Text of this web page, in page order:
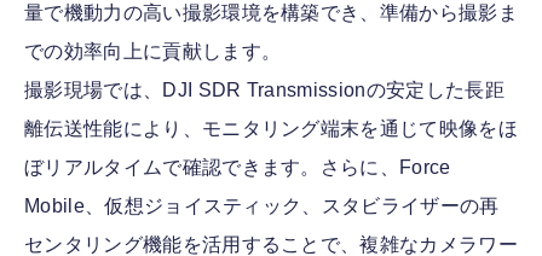
量で機動力の高い撮影環境を構築でき、準備から撮影ま
での効率向上に貢献します。
撮影現場では、DJI SDR Transmissionの安定した長距
離伝送性能により、モニタリング端末を通じて映像をほ
ぼリアルタイムで確認できます。さらに、Force
Mobile、仮想ジョイスティック、スタビライザーの再
センタリング機能を活用することで、複雑なカメラワー